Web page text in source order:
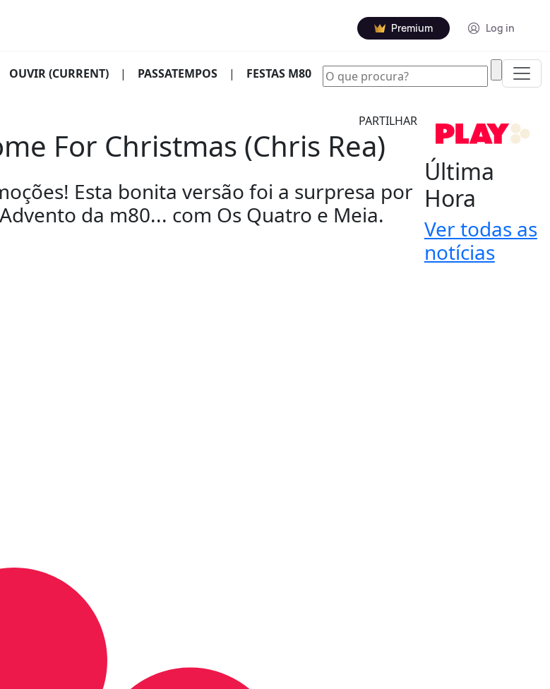
Premium Log in
OUVIR(CURRENT) | PASSATEMPOS | FESTAS M80
PARTILHAR
For Christmas (Chris Rea)
Esta bonita versão foi a surpresa por
da m80... com Os Quatro e Meia.
Última
Hora
Ver todas as
notícias